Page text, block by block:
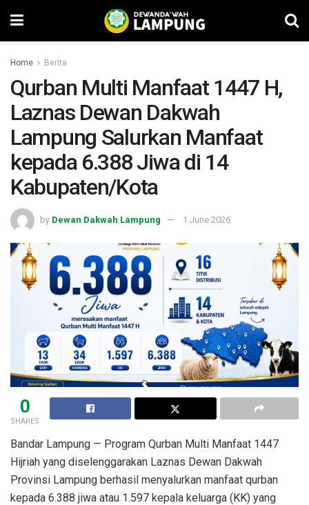
Home Berita
Qurban Multi Manfaat 1447 H,
Laznas Dewan Dakwah
Lampung Salurkan Manfaat
kepada 6.388 Jiwa di 14
Kabupaten/Kota
by Dewan Dakwah Lampung 1 June 2026
0
SHARES
Bandar Lampung — Program Qurban Multi Manfaat 1447
Hijriah yang diselenggarakan Laznas Dewan Dakwah
Provinsi Lampung berhasil menyalurkan manfaat qurban
kepada 6.388 jiwa atau 1.597 kepala keluarga (KK) yang